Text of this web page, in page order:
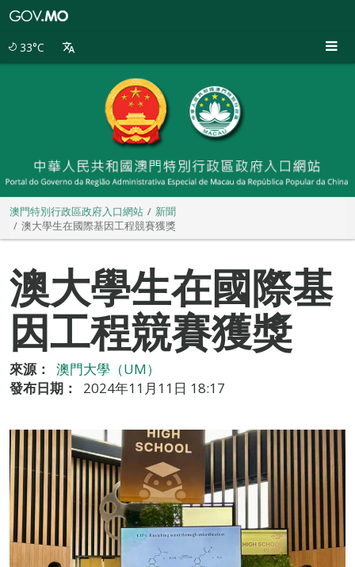
33°C
澳門特別行政區政府入口網站
新聞
澳大學生在國際基因工程競賽獲獎
澳大學生在國際基
因工程競賽獲獎
來源：
澳門大學（UM）
發布日期：
2024年11月11日 18:17